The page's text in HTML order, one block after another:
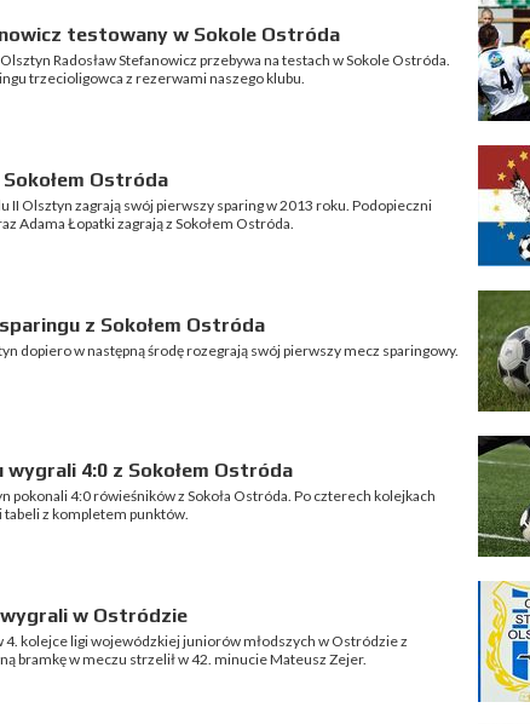
testowany w Sokole Ostróda
Radosław Stefanowicz przebywa na testach w Sokole Ostróda.
trzecioligowca z rezerwami naszego klubu.
Ostróda
II Olsztyn zagrają swój pierwszy sparing w 2013 roku. Podopieczni
Adama Łopatki zagrają z Sokołem Ostróda.
z Sokołem Ostróda
dopiero w następną środę rozegrają swój pierwszy mecz sparingowy.
wygrali 4:0 z Sokołem Ostróda
pokonali 4:0 rówieśników z Sokoła Ostróda. Po czterech kolejkach
z kompletem punktów.
w Ostródzie
4. kolejce ligi wojewódzkiej juniorów młodszych w Ostródzie z
bramkę w meczu strzelił w 42. minucie Mateusz Zejer.